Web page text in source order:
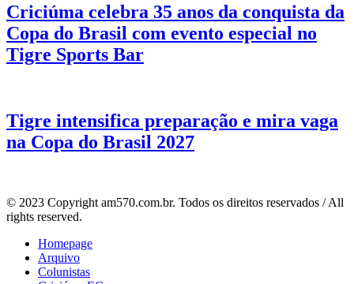
Criciúma celebra 35 anos da conquista da
Copa do Brasil com evento especial no
Tigre Sports Bar
Tigre intensifica preparação e mira vaga
na Copa do Brasil 2027
© 2023 Copyright am570.com.br. Todos os direitos reservados / All
rights reserved.
Homepage
Arquivo
Colunistas